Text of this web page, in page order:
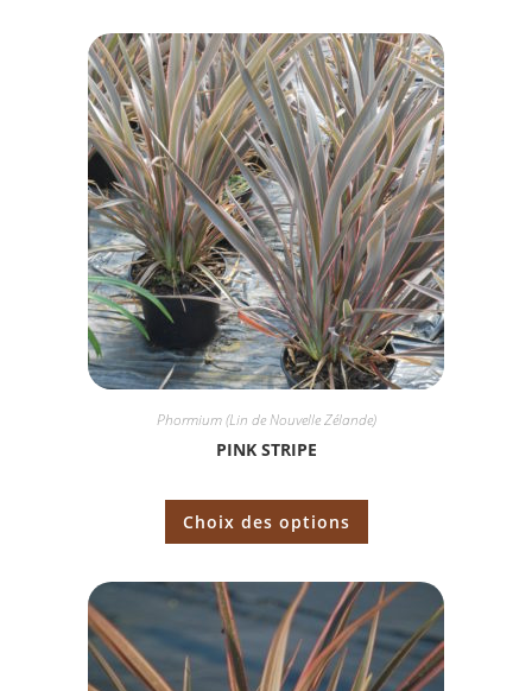
Phormium (Lin de Nouvelle Zélande)
PINK STRIPE
Choix des options